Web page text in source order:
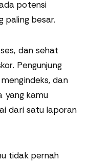
potensi
paling besar.
dan sehat
Pengunjung
dan
yang kamu
dari satu laporan
tidak pernah